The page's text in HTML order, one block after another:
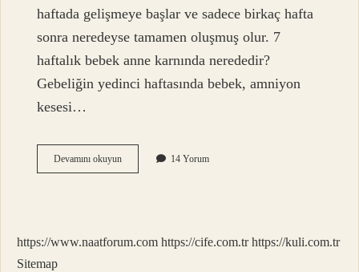
haftada gelişmeye başlar ve sadece birkaç hafta
sonra neredeyse tamamen oluşmuş olur. 7
haftalık bebek anne karnında nerededir?
Gebeliğin yedinci haftasında bebek, amniyon
kesesi…
Devamını okuyun7
Haftalık
14 Yorum
https://www.naatforum.com https://cife.com.tr https://kuli.com.tr
Sitemap